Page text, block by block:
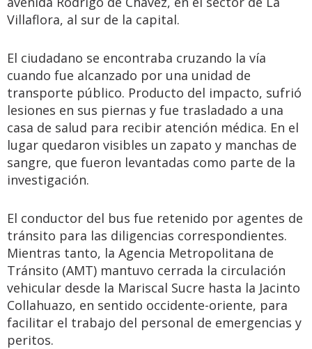
Villaflora, al sur de la capital.
El ciudadano se encontraba cruzando la vía
cuando fue alcanzado por una unidad de
transporte público. Producto del impacto, sufrió
lesiones en sus piernas y fue trasladado a una
casa de salud para recibir atención médica. En el
lugar quedaron visibles un zapato y manchas de
sangre, que fueron levantadas como parte de la
investigación.
El conductor del bus fue retenido por agentes de
tránsito para las diligencias correspondientes.
Mientras tanto, la Agencia Metropolitana de
Tránsito (AMT) mantuvo cerrada la circulación
vehicular desde la Mariscal Sucre hasta la Jacinto
Collahuazo, en sentido occidente-oriente, para
facilitar el trabajo del personal de emergencias y
peritos.